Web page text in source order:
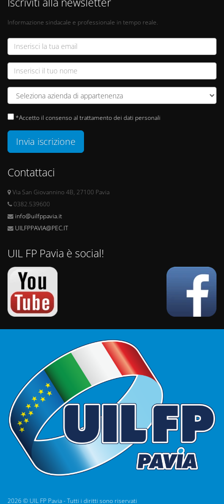
Informazione sindacale e professionale in tempo reale.
*Accetto il consenso al trattamento dei dati personali
Invia iscrizione
Contattaci
Via San Giovannino 4B, 27100 Pavia
0382.539600
info@uilfppavia.it
UILFPPAVIA@PEC.IT
UIL FP Pavia è social!
2026 © UIL FP Pavia - Tutti i diritti sono riservati